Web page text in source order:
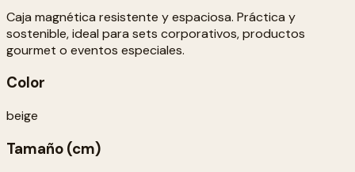
Caja magnética resistente y espaciosa. Práctica y
sostenible, ideal para sets corporativos, productos
gourmet o eventos especiales.
Color
beige
Tamaño (cm)